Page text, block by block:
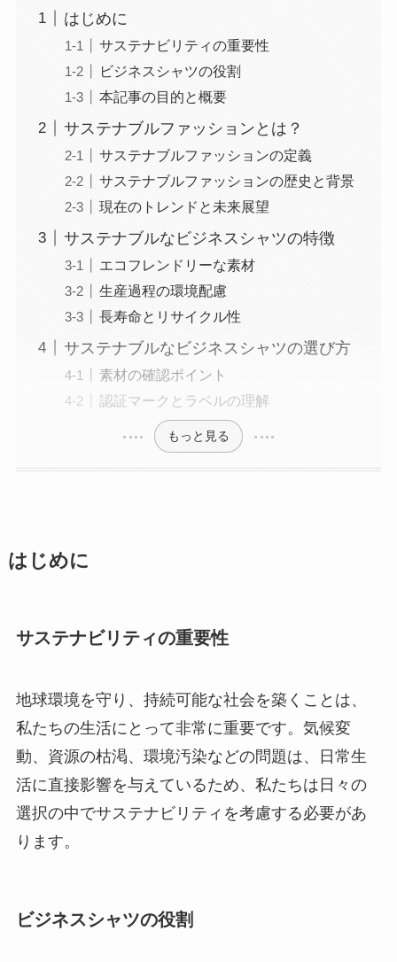
はじめに
サステナビリティの重要性
ビジネスシャツの役割
本記事の目的と概要
サステナブルファッションとは？
サステナブルファッションの定義
サステナブルファッションの歴史と背景
現在のトレンドと未来展望
サステナブルなビジネスシャツの特徴
エコフレンドリーな素材
生産過程の環境配慮
長寿命とリサイクル性
サステナブルなビジネスシャツの選び方
素材の確認ポイント
認証マークとラベルの理解
もっと見る
はじめに
サステナビリティの重要性
地球環境を守り、持続可能な社会を築くことは、
私たちの生活にとって非常に重要です。気候変
動、資源の枯渇、環境汚染などの問題は、日常生
活に直接影響を与えているため、私たちは日々の
選択の中でサステナビリティを考慮する必要があ
ります。
ビジネスシャツの役割